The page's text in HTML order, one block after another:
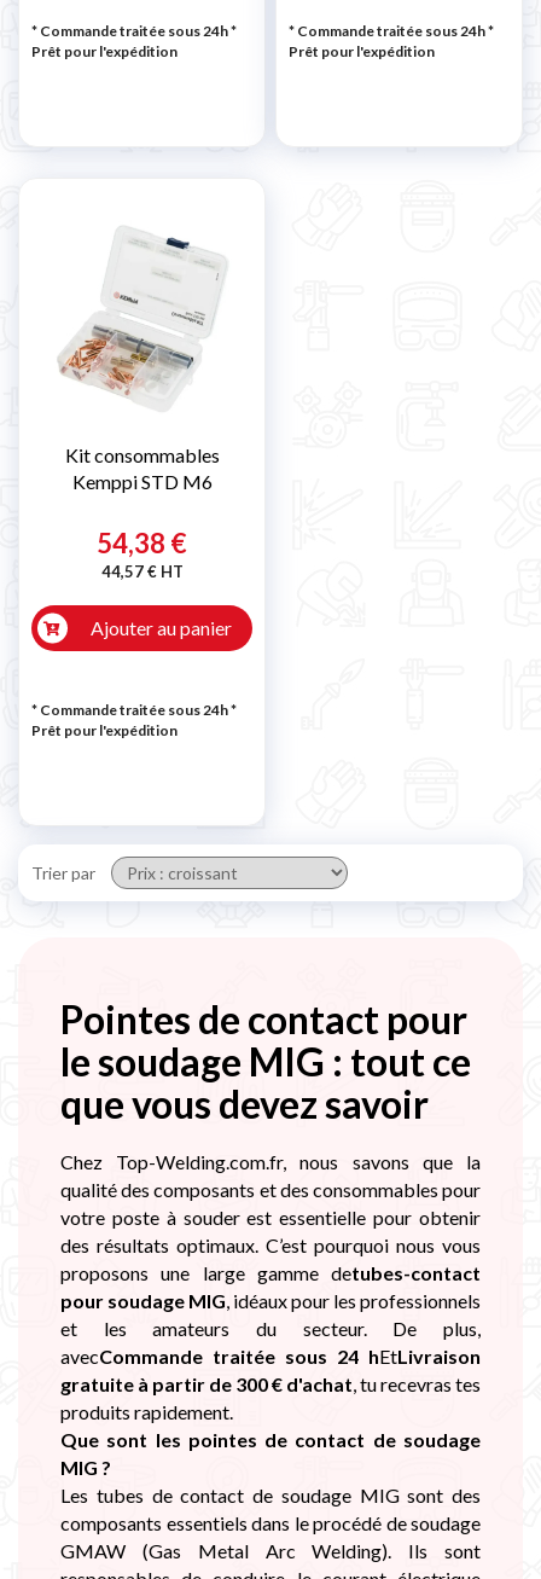
* Commande traitée sous 24h*
Prêt pour l'expédition
* Commande traitée sous 24h*
Prêt pour l'expédition
Kit consommables
Kemppi STD M6
54,38 €
44,57 € HT
Ajouter au panier
* Commande traitée sous 24h*
Prêt pour l'expédition
Trier par
Pointes de contact pour
le soudage MIG : tout ce
que vous devez savoir
Chez Top-Welding.com.fr, nous savons que la
qualité des composants et des consommables pour
votre poste à souder est essentielle pour obtenir
des résultats optimaux. C’est pourquoi nous vous
proposons une large gamme detubes-contact
pour soudage MIG, idéaux pour les professionnels
et les amateurs du secteur. De plus,
avecCommande traitée sous 24 hEtLivraison
gratuite à partir de 300 € d'achat, tu recevras tes
produits rapidement.
Que sont les pointes de contact de soudage
MIG ?
Les tubes de contact de soudage MIG sont des
composants essentiels dans le procédé de soudage
GMAW (Gas Metal Arc Welding). Ils sont